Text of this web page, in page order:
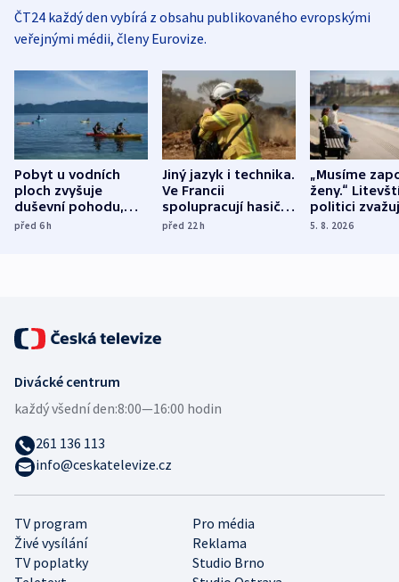
ČT24 každý den vybírá z obsahu publikovaného evropskými
veřejnými médii, členy Eurovize.
Pobyt u vodních
ploch zvyšuje
duševní pohodu,
ukázala
před 6h
Jiný jazyk i technika.
Ve Francii
spolupracují hasiči z
různých zemí
před 22h
„Musíme
ženy.“
politici
dohodu o
5. 8. 2026
TV program
Pro média
Živé vysílání
Reklama
TV poplatky
Studio Brno
Divácké centrum
každý všední den:8:00—16:00 hodin
261 136 113
info@ceskatelevize.cz